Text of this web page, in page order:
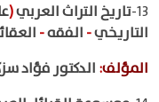
13- تاريخ التراث العربي(
التاريخي- الفقه-
المؤلف:الدكتور فؤاد